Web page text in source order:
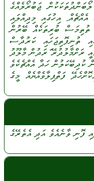
ލޯބަންދުތަކަކުންޖަބުރޯލެއްގެ
އެއްޗެއް. އިހުގައި މިދިއްލައި
ތުތިމަސްބުރިތަކެއްބޭރުން
ތުނިފޮތިޖަހައިކަރުދާސް
ރަށްމާލުދުރޭަރަދުންމާލޫދު
ކުދިބޭކަލުންހަދާއެއްޗެކެވެ
ފަތްޕިލާވެއްޔެއް މީގެ
ފޮނިވާނެއެވެއަދިއެތެރޭގެ